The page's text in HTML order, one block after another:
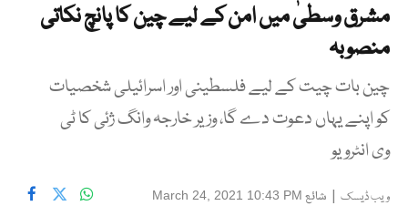
مشرق وسطیٰ میں امن کے لیے چین کا پانچ نکاتی
منصوبہ
چین بات چیت کے لیے فلسطینی اور اسرائیلی شخصیات
کو اپنے یہاں دعوت دے گا، وزیر خارجہ وانگ ژئی کا ٹی
وی انٹرویو
ویب ڈیسک | شائع March 24, 2021 10:43 PM